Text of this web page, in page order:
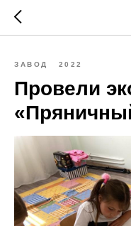
ЗАВОД 2022
Провели